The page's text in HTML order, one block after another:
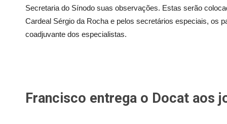
Secretaria do Sínodo suas observações. Estas serão
Cardeal Sérgio da Rocha e pelos secretários especiais, os
coadjuvante dos especialistas.
Francisco entrega o Docat aos